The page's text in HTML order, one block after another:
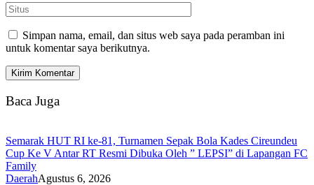
Simpan nama, email, dan situs web saya pada peramban ini
untuk komentar saya berikutnya.
Baca Juga
Semarak HUT RI ke-81, Turnamen Sepak Bola Kades Cireundeu
Cup Ke V Antar RT Resmi Dibuka Oleh ” LEPSI” di Lapangan FC
Family
DaerahAgustus 6, 2026